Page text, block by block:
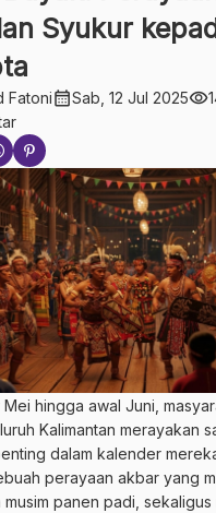
Syukur
Fatonicalendar_monthSab, 12 Jul 2025visibility
hingga awal Juni,
Kalimantan merayakan
dalam kalender
perayaan akbar yang
panen padi, sekaligus